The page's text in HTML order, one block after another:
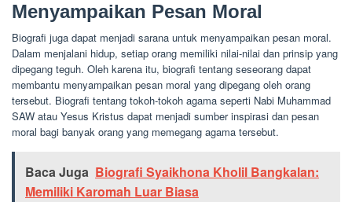
Menyampaikan Pesan Moral
Biografi juga dapat menjadi sarana untuk menyampaikan pesan moral.
Dalam menjalani hidup, setiap orang memiliki nilai-nilai dan prinsip yang
dipegang teguh. Oleh karena itu, biografi tentang seseorang dapat
membantu menyampaikan pesan moral yang dipegang oleh orang
tersebut. Biografi tentang tokoh-tokoh agama seperti Nabi Muhammad
SAW atau Yesus Kristus dapat menjadi sumber inspirasi dan pesan
moral bagi banyak orang yang memegang agama tersebut.
Baca Juga Biografi Syaikhona Kholil Bangkalan:
Memiliki Karomah Luar Biasa